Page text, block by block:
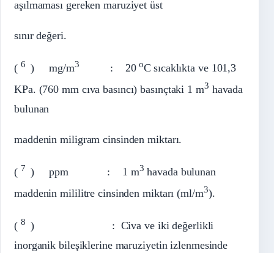
aşılmaması gereken maruziyet üst
sınır değeri.
( 6 ) mg/m3 : 20oC sıcaklıkta ve 101,3
KPa. (760 mm cıva basıncı) basınçtaki 1 m3 havada
bulunan
maddenin miligram cinsinden miktarı.
( 7 ) ppm : 1 m3 havada bulunan
maddenin mililitre cinsinden miktarı (ml/m3).
( 8 ) : Civa ve iki değerlikli
inorganik bileşiklerine maruziyetin izlenmesinde